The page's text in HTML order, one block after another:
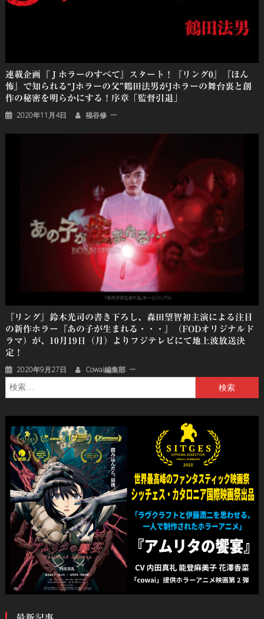
連載企画『Ｊホラーのすべて』スタート！『リング0』『ほん
怖』で知られる“Jホラーの父”鶴田法男がJホラーの舞台裏と創
作の秘密を明らかにする！序章「監督引退」
2020年11月4日 福谷修
『リング』鈴木光司の書き下ろし、森田望智初主演による注目
の新作ホラー『あの子が生まれる・・・』（FODオリジナルド
ラマ）が、10月19日（月）よりフジテレビにて地上波放送決
定！
2020年9月27日 Cowai編集部
索: